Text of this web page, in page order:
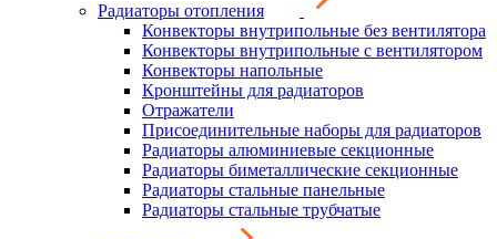
Радиаторы отопления
Конвекторы внутрипольные без вентилятора
Конвекторы внутрипольные с вентилятором
Конвекторы напольные
Кронштейны для радиаторов
Отражатели
Присоединительные наборы для радиаторов
Радиаторы алюминиевые секционные
Радиаторы биметаллические секционные
Радиаторы стальные панельные
Радиаторы стальные трубчатые